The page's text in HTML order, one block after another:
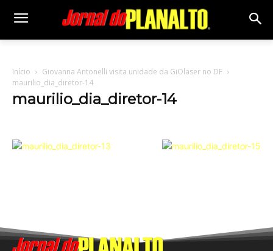
Início
Giovanna Antonelli visita unidade da GiOlaser no DF
maurilio_dia_diretor-14
maurilio_dia_diretor-14